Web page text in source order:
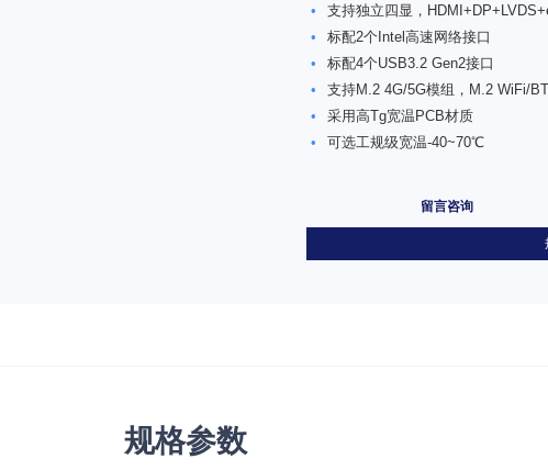
•
支持独立四显，
•
标配2个Intel高速网络接口
•
标配4个USB3.2 Gen2接口
•
支持M.2 4G/5G模组，M.2 WiFi/BT
•
采用高Tg宽温PCB材质
•
可选工规级宽温-40~70℃
留言咨询
规格参数